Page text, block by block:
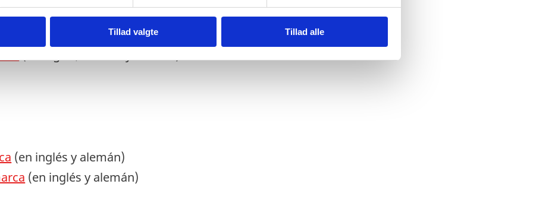
Tillad valgte Tillad alle
Danés
(en inglés, alemán y francés)
(en inglés y alemán)
(en inglés y alemán)